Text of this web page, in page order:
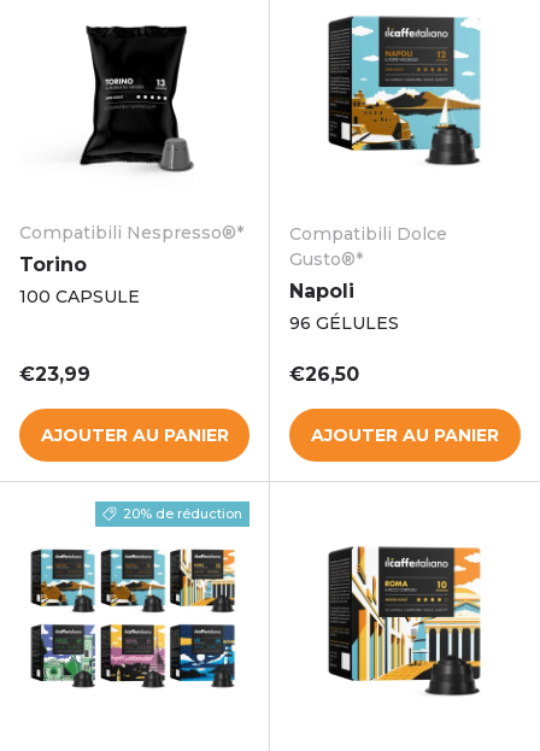
Compatibili Nespresso®*
Torino
100 CAPSULE
Prix habituel
€23,99
AJOUTER AU PANIER
Compatibili Dolce
Gusto®*
Napoli
96 GÉLULES
Prix habituel
€26,50
AJOUTER AU PANIER
20% de réduction